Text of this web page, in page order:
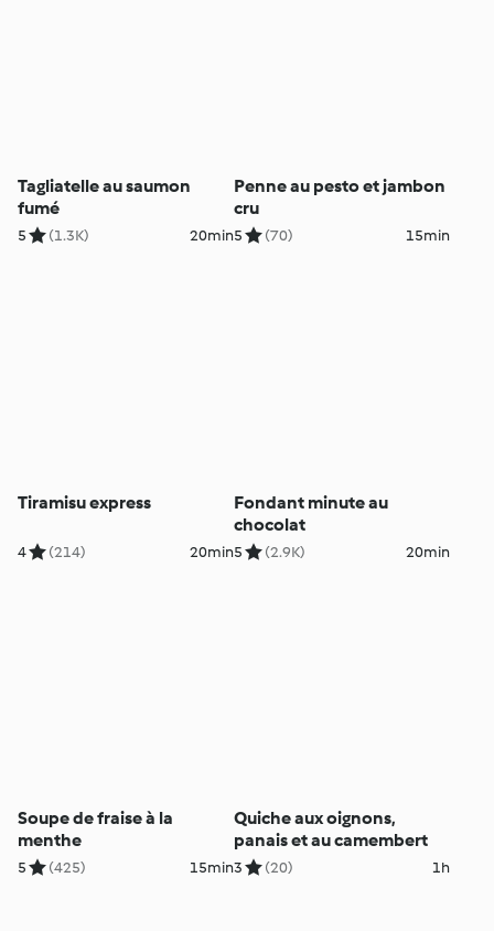
Tagliatelle au saumon
fumé
5 (1.3K) 20min
Penne au pesto et jambon
cru
5 (70) 15min
Tiramisu express
4 (214) 20min
Fondant minute au
chocolat
5 (2.9K) 20min
Soupe de fraise à la
menthe
5 (425) 15min
Quiche aux oignons,
panais et au camembert
3 (20) 1h